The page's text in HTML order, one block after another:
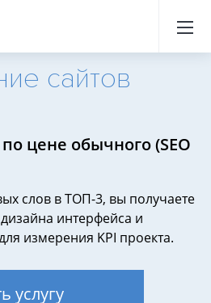
сайтов
цене обычного (SEO
слов в ТОП-3, вы получаете
интерфейса и
измерения KPI проекта.
услугу